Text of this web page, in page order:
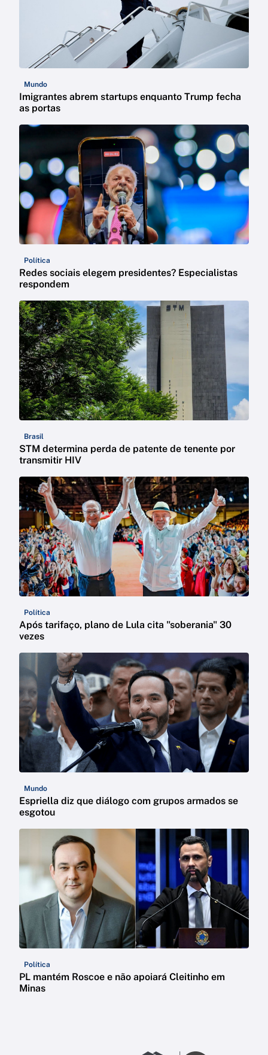
Mundo
Imigrantes abrem startups enquanto Trump fecha
as portas
Política
Redes sociais elegem presidentes? Especialistas
respondem
Brasil
STM determina perda de patente de tenente por
transmitir HIV
Política
Após tarifaço, plano de Lula cita "soberania" 30
vezes
Mundo
Espriella diz que diálogo com grupos armados se
esgotou
Política
PL mantém Roscoe e não apoiará Cleitinho em
Minas